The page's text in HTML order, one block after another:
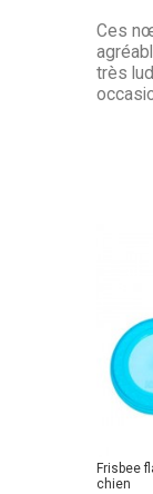
Ces
très
Frisbee
chien